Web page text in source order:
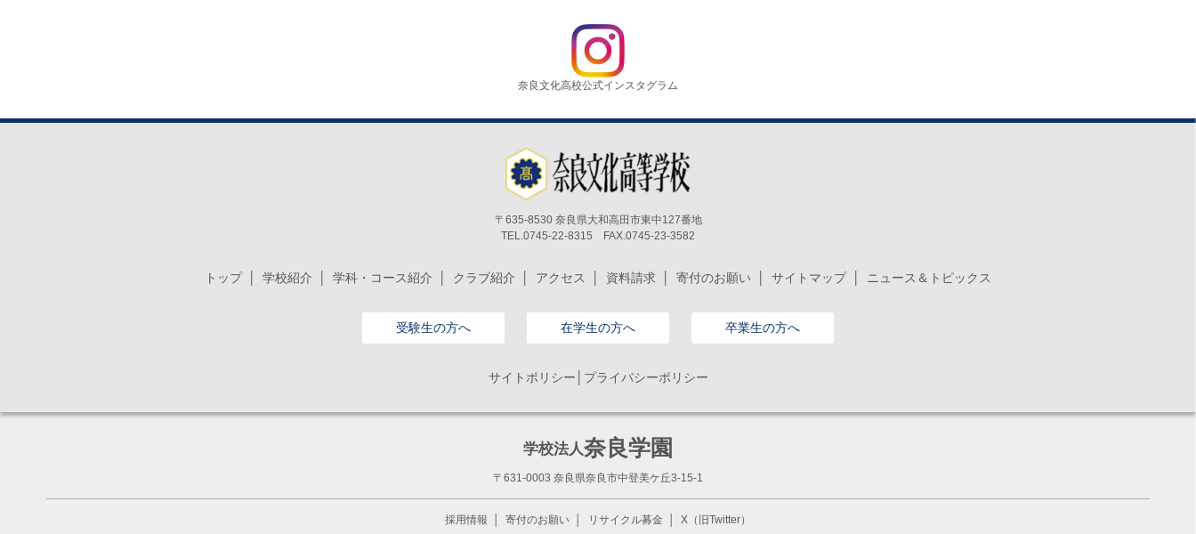
奈良文化高校公式インスタグラム
〒635-8530 奈良県大和高田市東中127番地
TEL.0745-22-8315 FAX.0745-23-3582
トップ 学校紹介 学科・コース紹介 クラブ紹介 アクセス 資料請求 寄付のお願い サイトマップ ニュース＆トピックス
受験生の方へ 在学生の方へ 卒業生の方へ
サイトポリシー│プライバシーポリシー
学校法人奈良学園
〒631-0003 奈良県奈良市中登美ケ丘3-15-1
採用情報 寄付のお願い リサイクル募金 X（旧Twitter）